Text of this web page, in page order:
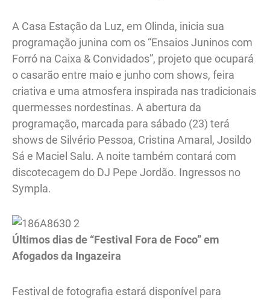
A Casa Estação da Luz, em Olinda, inicia sua
programação junina com os “Ensaios Juninos com
Forró na Caixa & Convidados”, projeto que ocupará
o casarão entre maio e junho com shows, feira
criativa e uma atmosfera inspirada nas tradicionais
quermesses nordestinas. A abertura da
programação, marcada para sábado (23) terá
shows de Silvério Pessoa, Cristina Amaral, Josildo
Sá e Maciel Salu. A noite também contará com
discotecagem do DJ Pepe Jordão. Ingressos no
Sympla.
Últimos dias de “Festival Fora de Foco” em
Afogados da Ingazeira
Festival de fotografia estará disponível para